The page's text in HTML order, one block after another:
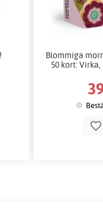
Blommiga
50 kort: